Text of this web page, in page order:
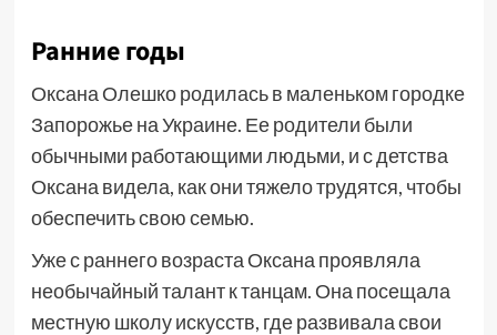
Ранние годы
Оксана Олешко родилась в маленьком городке
Запорожье на Украине. Ее родители были
обычными работающими людьми, и с детства
Оксана видела, как они тяжело трудятся, чтобы
обеспечить свою семью.
Уже с раннего возраста Оксана проявляла
необычайный талант к танцам. Она посещала
местную школу искусств, где развивала свои